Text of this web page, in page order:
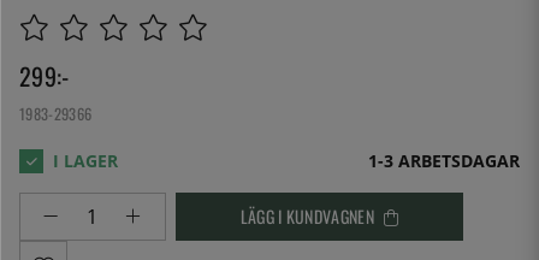
299:-
1983-29366
1-3 ARBETSDAGAR
LÄGG I KUNDVAGNEN